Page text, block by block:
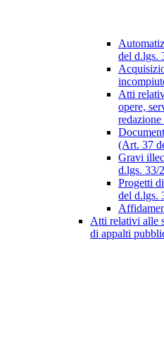
del d.lgs.
Atti
opere,
(Art. 37
Gravi
d.lgs. 33/
Progetti
del d.lgs.
Atti relativi alle
di appalti